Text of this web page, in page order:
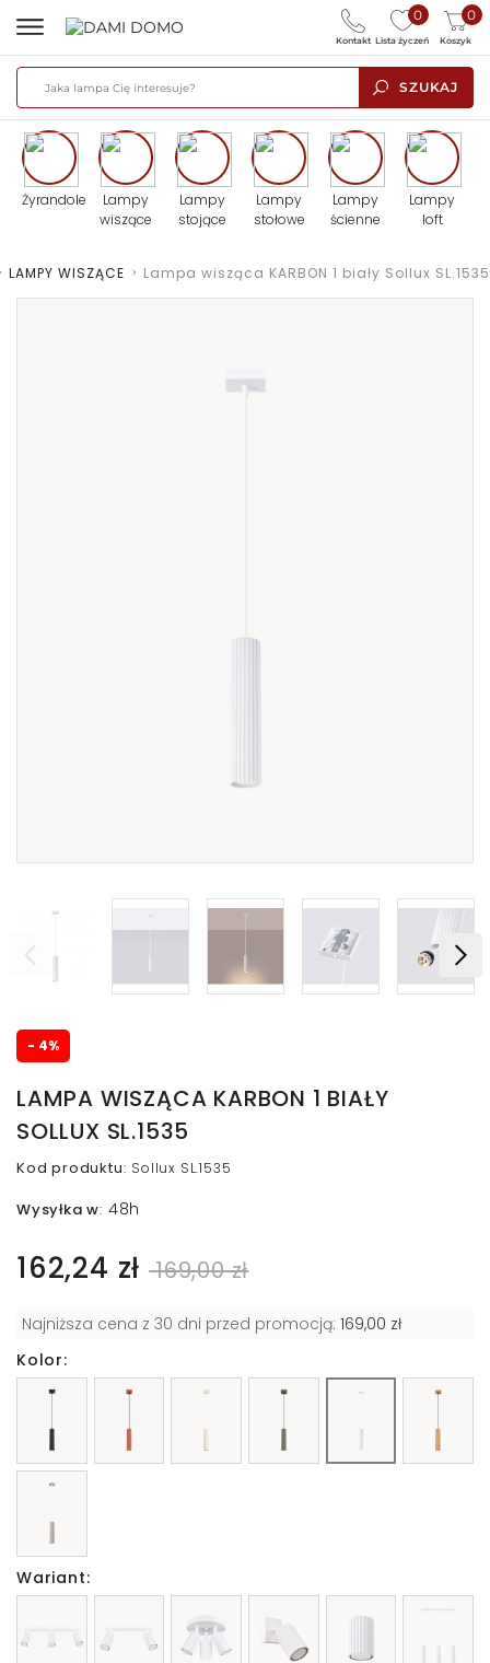
SZUKAJ
0
Lista życzeń
0
Koszyk
Kontakt
Żyrandole
Lampy
wiszące
Lampy
stojące
Lampy
stołowe
Lampy
ścienne
Lampy
loft
LAMPY WISZĄCE > Lampa wisząca KARBON 1 biały Sollux SL.1535
- 4%
LAMPA WISZĄCA KARBON 1 BIAŁY
SOLLUX SL.1535
Kod produktu: Sollux SL.1535
Wysyłka w: 48h
162,24 zł 169,00 zł
Najniższa cena z 30 dni przed promocją: 169,00 zł
Kolor:
Wariant: